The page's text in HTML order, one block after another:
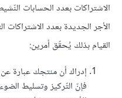
الاشتراكات بعدد الحسابات
الأجر الجديدة بعدد الاشتراكات
القيام بذلك يُحقّق أمرين:
فإنّ التّركيز وتسليط